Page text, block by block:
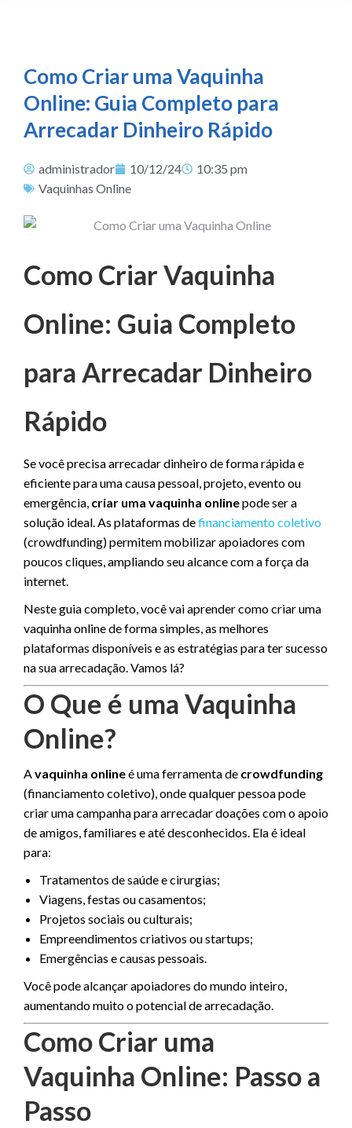
Como Criar uma Vaquinha
Online: Guia Completo para
Arrecadar Dinheiro Rápido
administrador 10/12/24
10:35 pm
Vaquinhas Online
Como Criar Vaquinha
Online: Guia Completo
para Arrecadar Dinheiro
Rápido
Se você precisa arrecadar dinheiro de forma rápida e
eficiente para uma causa pessoal, projeto, evento ou
emergência, criar uma vaquinha onlinepode ser a
solução ideal. As plataformas definanciamento coletivo
(crowdfunding) permitem mobilizar apoiadores com
poucos cliques, ampliando seu alcance com a força da
internet.
Neste guia completo, você vai aprender como criar uma
vaquinha online de forma simples, as melhores
plataformas disponíveis e as estratégias para ter sucesso
na sua arrecadação. Vamos lá?
O Que é uma Vaquinha
Online?
Avaquinha onlineé uma ferramenta de crowdfunding
(financiamento coletivo), onde qualquer pessoa pode
criar uma campanha para arrecadar doações com o apoio
de amigos, familiares e até desconhecidos. Ela é ideal
para:
Tratamentos de saúde e cirurgias;
Viagens, festas ou casamentos;
Projetos sociais ou culturais;
Empreendimentos criativos ou startups;
Emergências e causas pessoais.
Você pode alcançar apoiadores do mundo inteiro,
aumentando muito o potencial de arrecadação.
Como Criar uma
Vaquinha Online: Passo a
Passo